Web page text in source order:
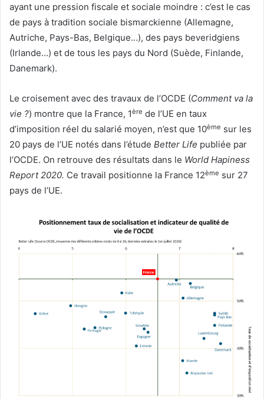
ayant une pression fiscale et sociale moindre : c’est le cas
de pays à tradition sociale bismarckienne (Allemagne,
Autriche, Pays-Bas, Belgique…), des pays beveridgiens
(Irlande…) et de tous les pays du Nord (Suède, Finlande,
Danemark).
Le croisement avec des travaux de l’OCDE (Comment va la
vie ?) montre que la France, 1ère de l’UE en taux
d’imposition réel du salarié moyen, n’est que 10ème sur les
20 pays de l’UE notés dans l’étude Better Life publiée par
l’OCDE. On retrouve des résultats dans le World Hapiness
Report 2020. Ce travail positionne la France 12ème sur 27
pays de l’UE.